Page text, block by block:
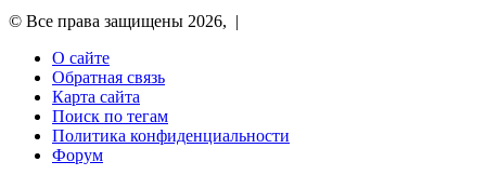
© Все права защищены 2026, |
О сайте
Обратная связь
Карта сайта
Поиск по тегам
Политика конфиденциальности
Форум